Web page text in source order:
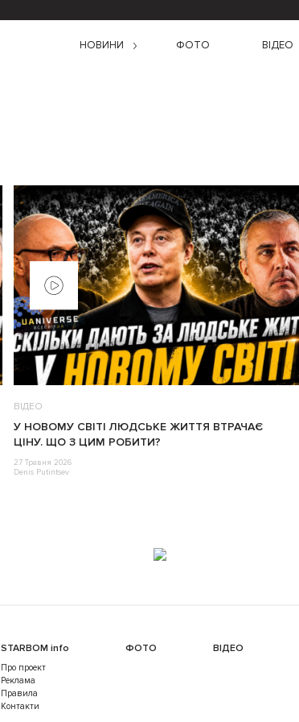
НОВИНИ ФОТО ВІДЕО
ВІДЕО
У НОВОМУ СВІТІ ЛЮДСЬКЕ ЖИТТЯ ВТРАЧАЄ
ЦІНУ. ЩО З ЦИМ РОБИТИ?
27 Травня 2026
Denis Putintsev
STARBOM info
Про проект
Реклама
Правила
Контакти
ФОТО ВІДЕО